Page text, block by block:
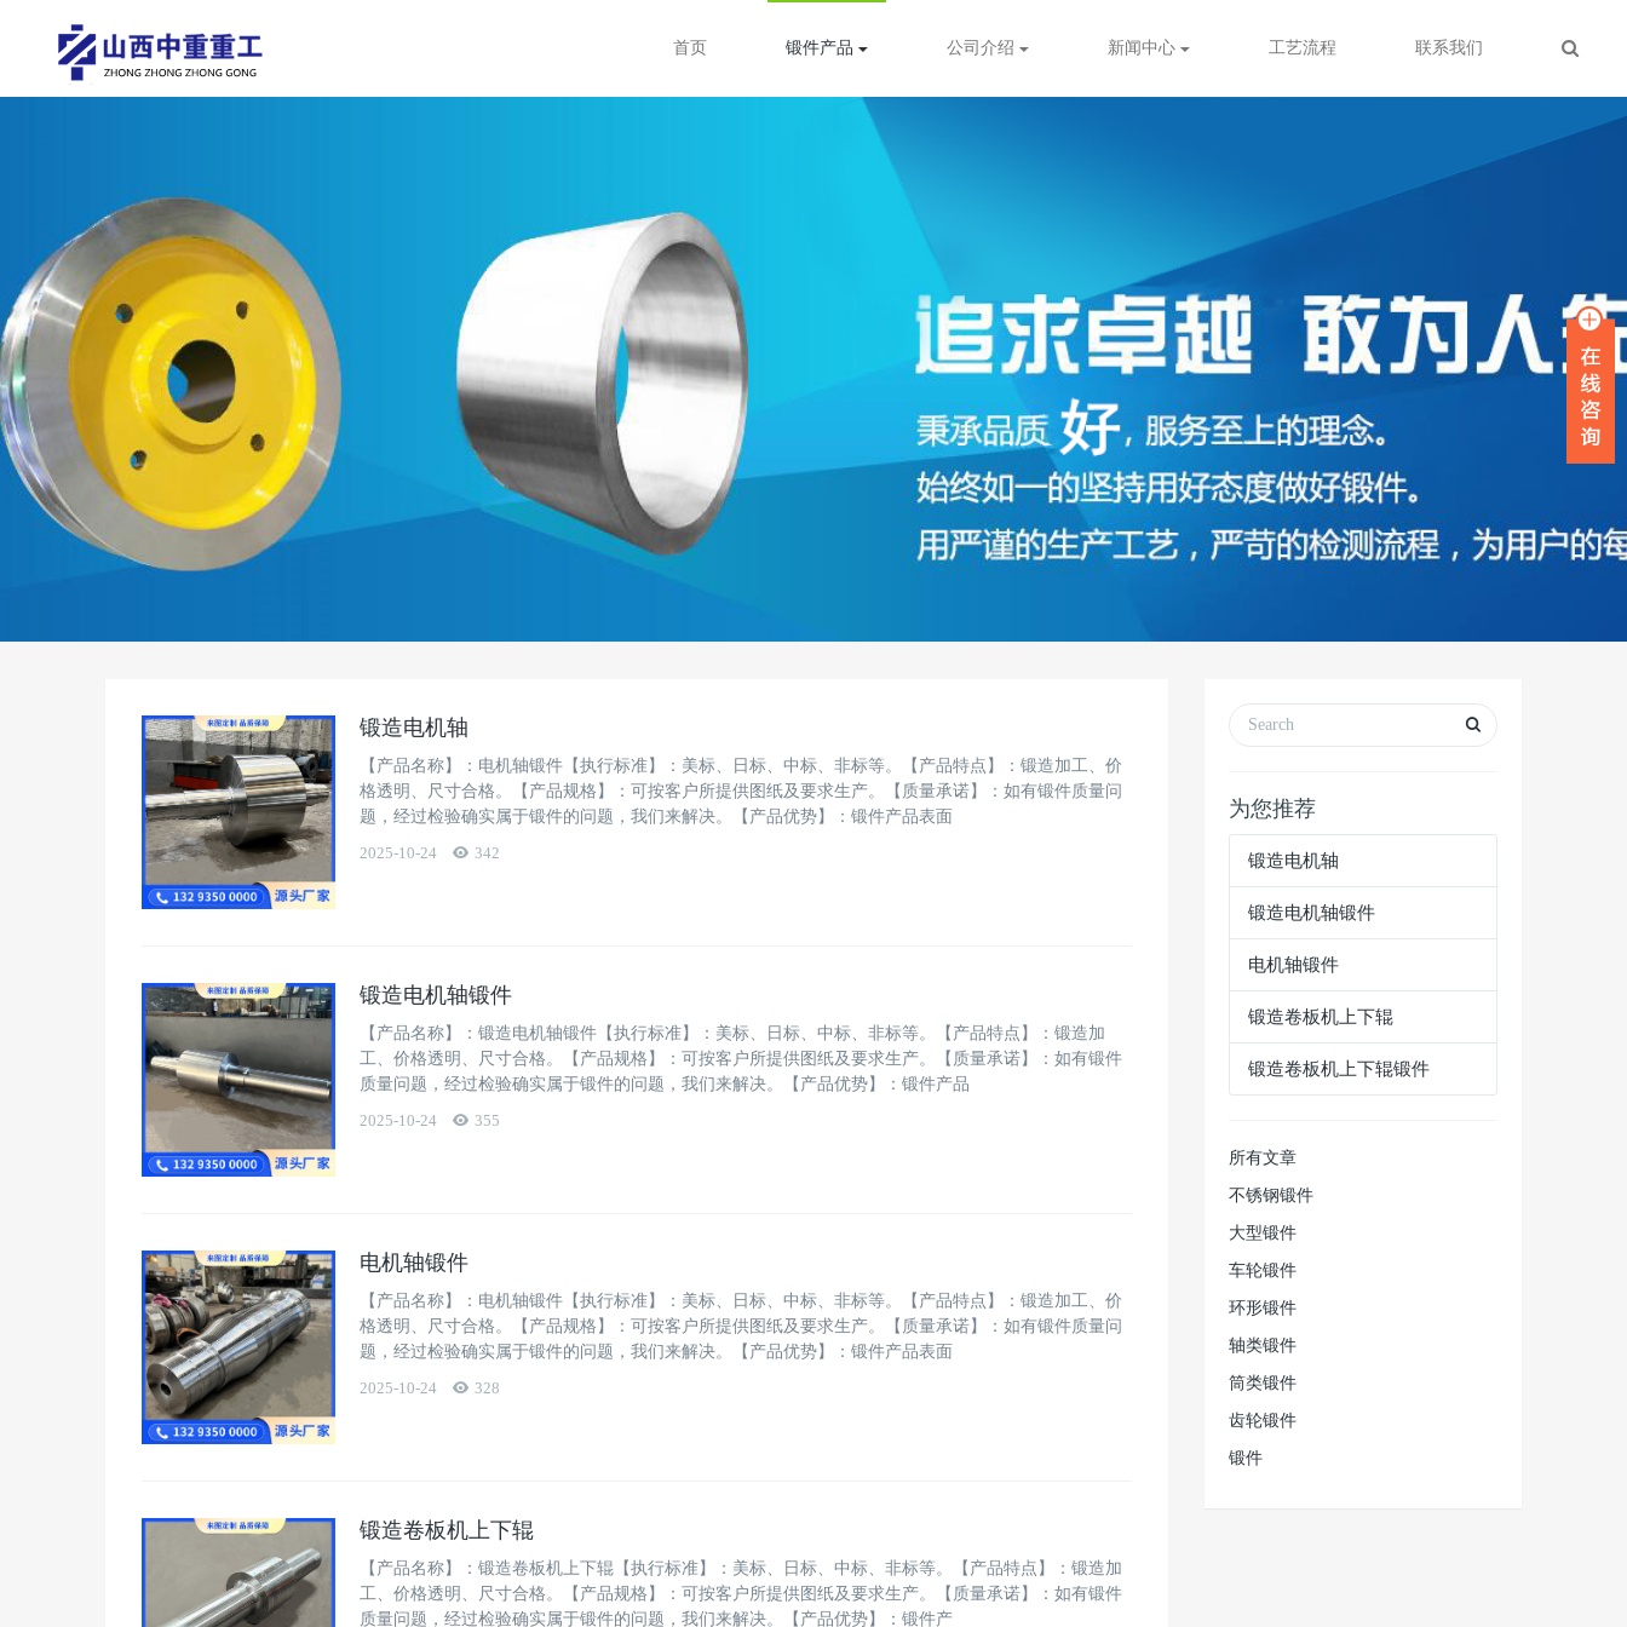
首页 锻件产品 公司介绍 新闻中心 工艺流程 联系我们
锻造电机轴
【产品名称】：电机轴锻件【执行标准】：美标、日标、中标、非标等。【产品特点】：锻造加工、价
格透明、尺寸合格。【产品规格】：可按客户所提供图纸及要求生产。【质量承诺】：如有锻件质量问
题，经过检验确实属于锻件的问题，我们来解决。【产品优势】：锻件产品表面
2025-10-24
342
锻造电机轴锻件
【产品名称】：锻造电机轴锻件【执行标准】：美标、日标、中标、非标等。【产品特点】：锻造加
工、价格透明、尺寸合格。【产品规格】：可按客户所提供图纸及要求生产。【质量承诺】：如有锻件
质量问题，经过检验确实属于锻件的问题，我们来解决。【产品优势】：锻件产品
2025-10-24
355
电机轴锻件
【产品名称】：电机轴锻件【执行标准】：美标、日标、中标、非标等。【产品特点】：锻造加工、价
格透明、尺寸合格。【产品规格】：可按客户所提供图纸及要求生产。【质量承诺】：如有锻件质量问
题，经过检验确实属于锻件的问题，我们来解决。【产品优势】：锻件产品表面
2025-10-24
328
锻造卷板机上下辊
【产品名称】：锻造卷板机上下辊【执行标准】：美标、日标、中标、非标等。【产品特点】：锻造加
工、价格透明、尺寸合格。【产品规格】：可按客户所提供图纸及要求生产。【质量承诺】：如有锻件
质量问题，经过检验确实属于锻件的问题，我们来解决。【产品优势】：锻件产
为您推荐
锻造电机轴
锻造电机轴锻件
电机轴锻件
锻造卷板机上下辊
锻造卷板机上下辊锻件
所有文章
不锈钢锻件
大型锻件
车轮锻件
环形锻件
轴类锻件
筒类锻件
齿轮锻件
锻件